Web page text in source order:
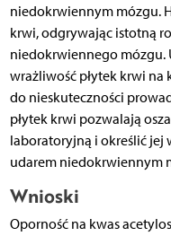
niedokrwiennym mózgu.
krwi, odgrywając istotną
niedokrwiennego mózgu.
wrażliwość płytek krwi na
do nieskuteczności
płytek krwi pozwalają
laboratoryjną i określić jej
udarem niedokrwiennym
Wnioski
Oporność na kwas